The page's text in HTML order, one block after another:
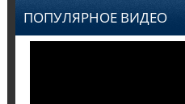
ПОПУЛЯРНОЕ ВИДЕО